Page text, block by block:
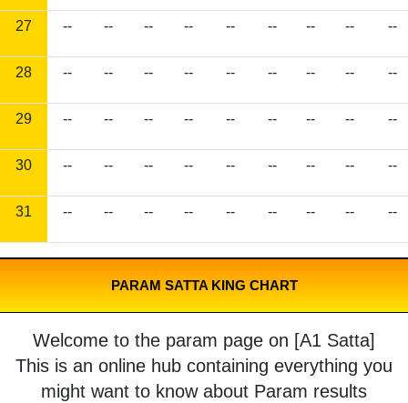
27 -- -- -- -- -- -- -- -- --
28 -- -- -- -- -- -- -- -- --
29 -- -- -- -- -- -- -- -- --
30 -- -- -- -- -- -- -- -- --
31 -- -- -- -- -- -- -- -- --
PARAM SATTA KING CHART
Welcome to the param page on [A1 Satta]
This is an online hub containing everything you
might want to know about Param results